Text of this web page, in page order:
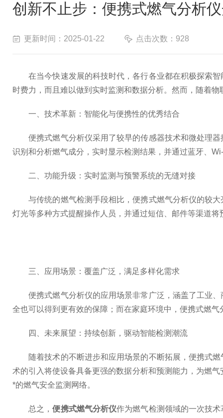
创新不止步：便携式燃气分析
更新时间：2025-01-22 点击次数：928
在当今快速发展的科技时代，各行各业都在积极探索智
时费力，而且难以做到实时监测和数据分析。然而，随着
一、技术革新：智能化与便携性的优秀结合
便携式燃气分析仪采用了较早的传感器技术和微处理器
识别和分析燃气成分，实时显示检测结果，并通过蓝牙、
二、功能升级：实时监测与预警系统的无缝对接
与传统的燃气检测手段相比，便携式燃气分析仪的较大
灯光等多种方式提醒操作人员，并通过短信、邮件等渠道
三、应用场景：覆盖广泛，满足多样化需求
便携式燃气分析仪的应用场景非常广泛，涵盖了工业、
全也可以得到更有效的保障；而在家庭环境中，便携式燃
四、未来展望：持续创新，驱动智能检测潮流
随着技术的不断进步和应用场景的不断拓展，便携式燃
术的引入将使设备具备更强的数据分析和预测能力，为燃
*的燃气安全监测网络。
总之，便携式燃气分析仪作为燃气检测领域的一次技